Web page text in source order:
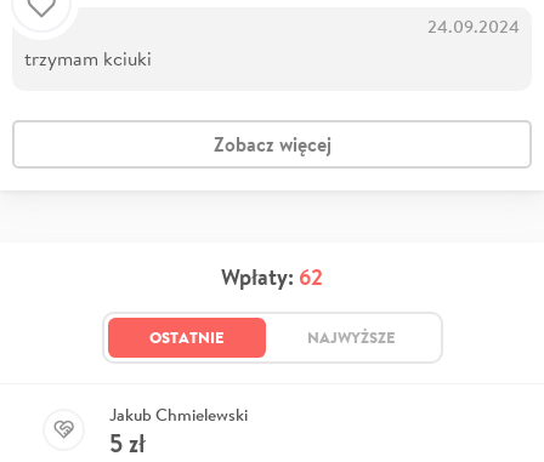
24.09.2024
trzymam kciuki
Zobacz więcej
Wpłaty: 62
OSTATNIE NAJWYŻSZE
Jakub Chmielewski
5zł